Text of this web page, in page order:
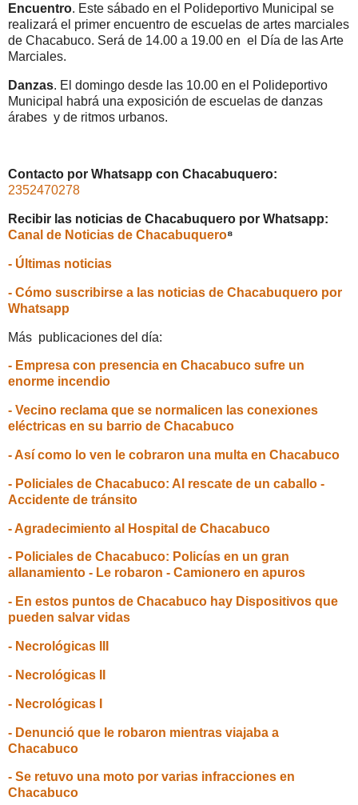
Encuentro. Este sábado en el Polideportivo Municipal se
realizará el primer encuentro de escuelas de artes marciales
de Chacabuco. Será de 14.00 a 19.00 en el Día de las Arte
Marciales.
Danzas. El domingo desde las 10.00 en el Polideportivo
Municipal habrá una exposición de escuelas de danzas
árabes y de ritmos urbanos.
Contacto por Whatsapp con Chacabuquero:
2352470278
Recibir las noticias de Chacabuquero por Whatsapp:
Canal de Noticias de Chacabuquero⁸
- Últimas noticias
- Cómo suscribirse a las noticias de Chacabuquero por
Whatsapp
Más publicaciones del día:
- Empresa con presencia en Chacabuco sufre un
enorme incendio
- Vecino reclama que se normalicen las conexiones
eléctricas en su barrio de Chacabuco
- Así como lo ven le cobraron una multa en Chacabuco
- Policiales de Chacabuco: Al rescate de un caballo -
Accidente de tránsito
- Agradecimiento al Hospital de Chacabuco
- Policiales de Chacabuco: Policías en un gran
allanamiento - Le robaron - Camionero en apuros
- En estos puntos de Chacabuco hay Dispositivos que
pueden salvar vidas
- Necrológicas III
- Necrológicas II
- Necrológicas I
- Denunció que le robaron mientras viajaba a
Chacabuco
- Se retuvo una moto por varias infracciones en
Chacabuco